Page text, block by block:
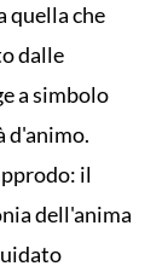
quella che
dalle
a simbolo
d'animo.
il
dell'anima